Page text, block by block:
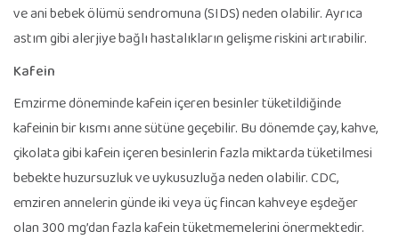
ve ani bebek ölümü sendromuna (SIDS) neden olabilir. Ayrıca
astım gibi alerjiye bağlı hastalıkların gelişme riskini artırabilir.
Kafein
Emzirme döneminde kafein içeren besinler tüketildiğinde
kafeinin bir kısmı anne sütüne geçebilir. Bu dönemde çay, kahve,
çikolata gibi kafein içeren besinlerin fazla miktarda tüketilmesi
bebekte huzursuzluk ve uykusuzluğa neden olabilir. CDC,
emziren annelerin günde iki veya üç fincan kahveye eşdeğer
olan 300 mg’dan fazla kafein tüketmemelerini önermektedir.